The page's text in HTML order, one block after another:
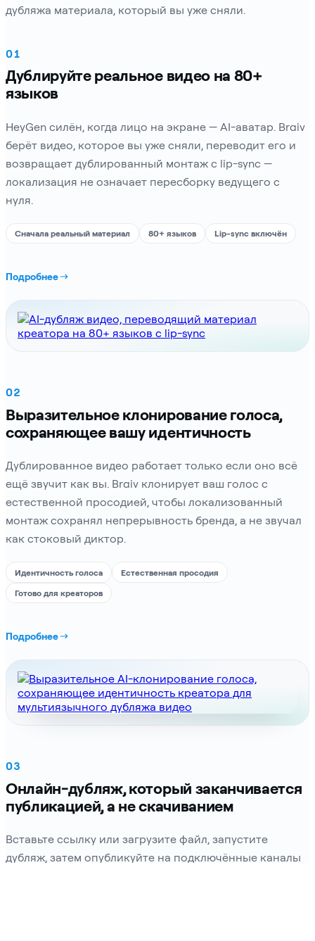
дубляжа материала, который вы уже сняли.
01
Дублируйте реальное видео на 80+
языков
HeyGen силён, когда лицо на экране — AI-аватар. Braiv
берёт видео, которое вы уже сняли, переводит его и
возвращает дублированный монтаж с lip-sync —
локализация не означает пересборку ведущего с
нуля.
Сначала реальный материал 80+ языков Lip-sync включён
Подробнее
02
Выразительное клонирование голоса,
сохраняющее вашу идентичность
Дублированное видео работает только если оно всё
ещё звучит как вы. Braiv клонирует ваш голос с
естественной просодией, чтобы локализованный
монтаж сохранял непрерывность бренда, а не звучал
как стоковый диктор.
Идентичность голоса
Естественная просодия
Готово для креаторов
Подробнее
03
Онлайн-дубляж, который заканчивается
публикацией, а не скачиванием
Вставьте ссылку или загрузите файл, запустите
дубляж, затем опубликуйте на подключённые каналы